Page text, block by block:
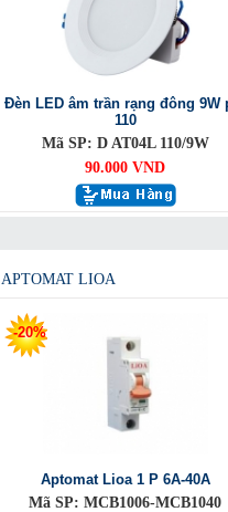
Đèn LED âm trần rạng đông 9W
110
Mã SP: D AT04L 110/9W
90.000 VND
APTOMAT LIOA
-20%
Aptomat Lioa 1 P 6A-40A
Mã SP: MCB1006-MCB1040